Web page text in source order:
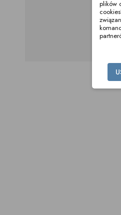
plików